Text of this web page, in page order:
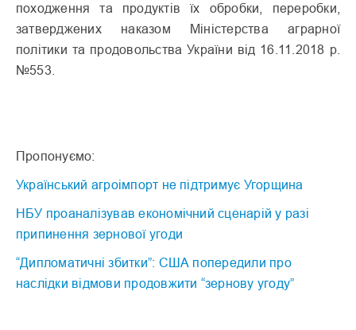
походження та продуктів їх обробки, переробки,
затверджених наказом Міністерства аграрної
політики та продовольства України від 16.11.2018 р.
№553.
Пропонуємо:
Український агроімпорт не підтримує Угорщина
НБУ проаналізував економічний сценарій у разі
припинення зернової угоди
“Дипломатичні збитки”: США попередили про
наслідки відмови продовжити “зернову угоду”